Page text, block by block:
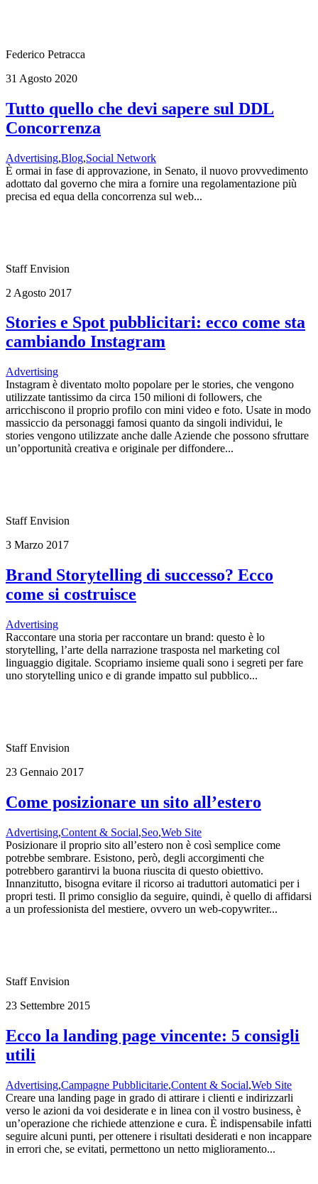
Federico Petracca
31 Agosto 2020
Tutto quello che devi sapere sul DDL
Concorrenza
Advertising,Blog,Social Network
È ormai in fase di approvazione, in Senato, il nuovo provvedimento
adottato dal governo che mira a fornire una regolamentazione più
precisa ed equa della concorrenza sul web...
Staff Envision
2 Agosto 2017
Stories e Spot pubblicitari: ecco come sta
cambiando Instagram
Advertising
Instagram è diventato molto popolare per le stories, che vengono
utilizzate tantissimo da circa 150 milioni di followers, che
arricchiscono il proprio profilo con mini video e foto. Usate in modo
massiccio da personaggi famosi quanto da singoli individui, le
stories vengono utilizzate anche dalle Aziende che possono sfruttare
un’opportunità creativa e originale per diffondere...
Staff Envision
3 Marzo 2017
Brand Storytelling di successo? Ecco
come si costruisce
Advertising
Raccontare una storia per raccontare un brand: questo è lo
storytelling, l’arte della narrazione trasposta nel marketing col
linguaggio digitale. Scopriamo insieme quali sono i segreti per fare
uno storytelling unico e di grande impatto sul pubblico...
Staff Envision
23 Gennaio 2017
Come posizionare un sito all’estero
Advertising,Content & Social,Seo,Web Site
Posizionare il proprio sito all’estero non è così semplice come
potrebbe sembrare. Esistono, però, degli accorgimenti che
potrebbero garantirvi la buona riuscita di questo obiettivo.
Innanzitutto, bisogna evitare il ricorso ai traduttori automatici per i
propri testi. Il primo consiglio da seguire, quindi, è quello di affidarsi
a un professionista del mestiere, ovvero un web-copywriter...
Staff Envision
23 Settembre 2015
Ecco la landing page vincente: 5 consigli
utili
Advertising,Campagne Pubblicitarie,Content & Social,Web Site
Creare una landing page in grado di attirare i clienti e indirizzarli
verso le azioni da voi desiderate e in linea con il vostro business, è
un’operazione che richiede attenzione e cura. È indispensabile infatti
seguire alcuni punti, per ottenere i risultati desiderati e non incappare
in errori che, se evitati, permettono un netto miglioramento...